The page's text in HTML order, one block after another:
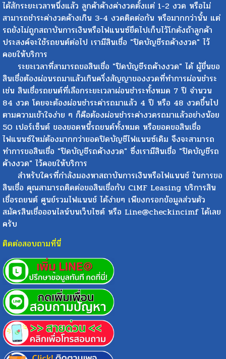
ได้สักระยะเวลาหนึ่งแล้ว ลูกค้าค้างค่างวดตั้งเเต่ 1-2 งวด หรือไม่
สามารถชำระค่างวดค้างเกิน 3-4 งวดติดต่อกัน หรือมากกว่านั้น แต่
รถยังไม่ถูกสถาบันการเงินหรือไฟแนนซ์ยึดไปเก็บไว้โกดังถ้าลูกค้า
ประสงค์จะใช้รถยนต์ต่อไป เรามีสินเชื่อ "ปิดบัญชีรถค้างงวด" ไว้
คอยให้บริการ
ระยะเวลาที่สามารถขอสินเชื่อ "ปิดบัญชีรถค้างงวด" ได้ ผู้ยื่นขอ
สินเชื่อต้องผ่อนรถมาแล้วเกินครึ่งสัญญาของงวดที่ทำการผ่อนชำระ
เช่น สินเชื่อรถยนต์ที่เลือกระยะเวลาผ่อนชำระทั้งหมด 7 ปี จำนวน
84 งวด โดยจะต้องผ่อนชำระค่ารถมาแล้ว 4 ปี หรือ 48 งวดขึ้นไป
ตามความเข้าใจง่าย ๆ ก็คือต้องผ่อนชำระค่างวดรถมาแล้วอย่างน้อย
50 เปอร์เซ็นต์ ของยอดหนี้รถยนต์ทั้งหมด หรือยอดขอสินเชื่อ
ไฟแนนซ์ใหม่ต้องมากกว่ายอดปิดบัญชีไฟแนนซ์เดิม จึงจะสามารถ
ทำการขอสินเชื่อ "ปิดบัญชีรถค้างงวด" ซึ่งเรามีสินเชื่อ "ปิดบัญชีรถ
ค้างงวด" ไว้คอยให้บริการ
สำหรับใครที่กำลังมองหาสถาบันการเงินหรือไฟแนนช์ ในการขอ
สินเชื่อ คุณสามารถติดต่อขอสินเชื่อกับ CiMF Leasing บริการสิน
เชื่อรถยนต์ ศูนย์รวมไฟแนนช์ ได้ง่ายๆ เพียงกรอกข้อมูลส่วนตัว
สมัครสินเชื่อออนไลน์บนเว็บไซต์ หรือ Line@checkincimf ได้เลย
ครับ
ติดต่อสอบถามที่นี่